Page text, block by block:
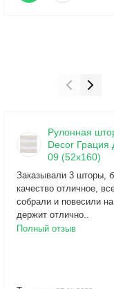
Рулонная
Decor Грация
09 (52x160)
Заказывали 3 шторы,
качество отличное,
собрали и повесили
держит отлично..
Полный отзыв